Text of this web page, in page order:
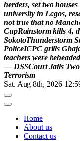
herders, set two houses
university in Lagos, res
not true that no Manch
CupRainstorm kills 4, d
SokotoThunderstorm St
PoliceICPC grills Gbaj
teachers were beheaded
— DSSCourt Jails Two
Terrorism
Sat. Aug 8th, 2026
Home
About us
Contact us